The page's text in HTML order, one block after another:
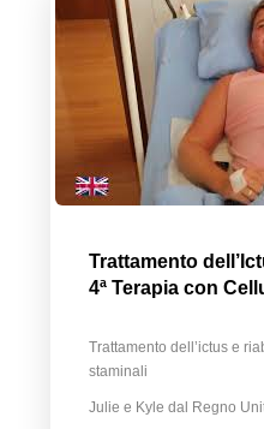
Trattamento
4ª Terapia con
Trattamento dell’ictus e
staminali
Julie e Kyle dal Regno